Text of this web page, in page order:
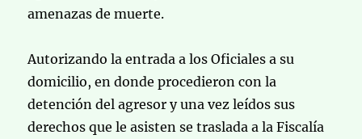
amenazas de muerte.
Autorizando la entrada a los Oficiales a su
domicilio, en donde procedieron con la
detención del agresor y una vez leídos sus
derechos que le asisten se traslada a la Fiscalía